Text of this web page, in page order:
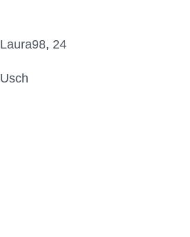
Laura98, 24
Usch